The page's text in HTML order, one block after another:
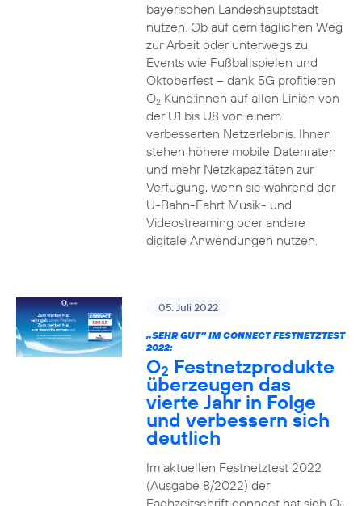
bayerischen Landeshauptstadt
nutzen. Ob auf dem täglichen Weg
zur Arbeit oder unterwegs zu
Events wie Fußballspielen und
Oktoberfest – dank 5G profitieren
O2Kund:innen auf allen Linien von
der U1 bis U8 von einem
verbesserten Netzerlebnis. Ihnen
stehen höhere mobile Datenraten
und mehr Netzkapazitäten zur
Verfügung, wenn sie während der
U-Bahn-Fahrt Musik- und
Videostreaming oder andere
digitale Anwendungen nutzen.
05. Juli 2022
„SEHR GUT“ IM CONNECT FESTNETZTEST
2022:
O2 Festnetzprodukte
überzeugen das
vierte Jahr in Folge
und verbessern sich
deutlich
Im aktuellen Festnetztest 2022
(Ausgabe 8/2022) der
Fachzeitschrift connect hat sich O